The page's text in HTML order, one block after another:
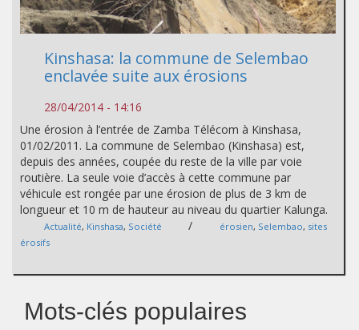
Kinshasa: la commune de Selembao
enclavée suite aux érosions
28/04/2014 - 14:16
Une érosion à l’entrée de Zamba Télécom à Kinshasa,
01/02/2011. La commune de Selembao (Kinshasa) est,
depuis des années, coupée du reste de la ville par voie
routière. La seule voie d’accès à cette commune par
véhicule est rongée par une érosion de plus de 3 km de
longueur et 10 m de hauteur au niveau du quartier Kalunga.
Actualité, Kinshasa, Société / érosien, Selembao, sites
érosifs
Mots-clés populaires